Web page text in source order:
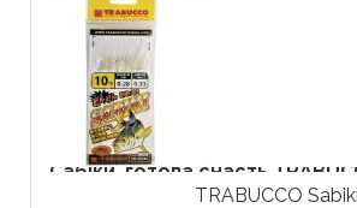
Сабіки, готова снасть
TRABUCCO Sabiki